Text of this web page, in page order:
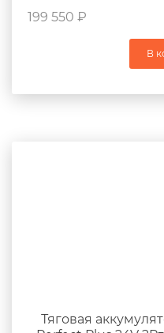
199 550 ₽
В
Тяговая